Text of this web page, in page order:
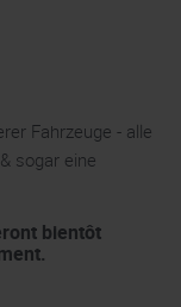
Fahrzeuge - alle
sogar eine
bientôt